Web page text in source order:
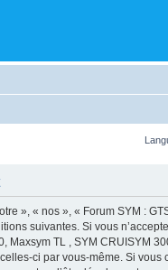
», « nos », « Forum SYM :
suivantes. Si vous
Maxsym TL , SYM CRUISYM
ci par vous-même. Si vous